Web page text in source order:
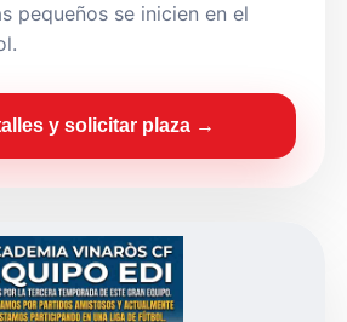
pequeños se inicien en el
y solicitar plaza →